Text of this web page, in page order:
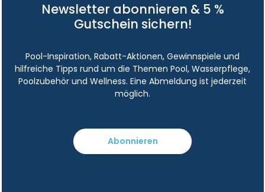
Newsletter abonnieren & 5 %
Gutschein sichern!
Pool-Inspiration, Rabatt-Aktionen, Gewinnspiele und
hilfreiche Tipps rund um die Themen Pool, Wasserpflege,
Poolzubehör und Wellness. Eine Abmeldung ist jederzeit
möglich.
Abonnieren